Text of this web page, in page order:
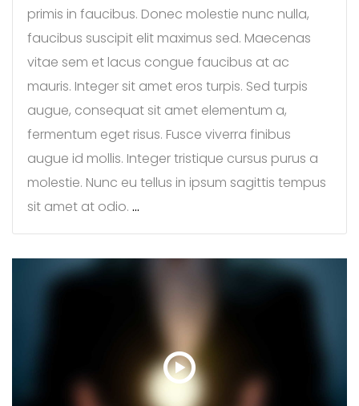
primis in faucibus. Donec molestie nunc nulla,
faucibus suscipit elit maximus sed. Maecenas
vitae sem et lacus congue faucibus at ac
mauris. Integer sit amet eros turpis. Sed turpis
augue, consequat sit amet elementum a,
fermentum eget risus. Fusce viverra finibus
augue id mollis. Integer tristique cursus purus a
molestie. Nunc eu tellus in ipsum sagittis tempus
sit amet at odio. …